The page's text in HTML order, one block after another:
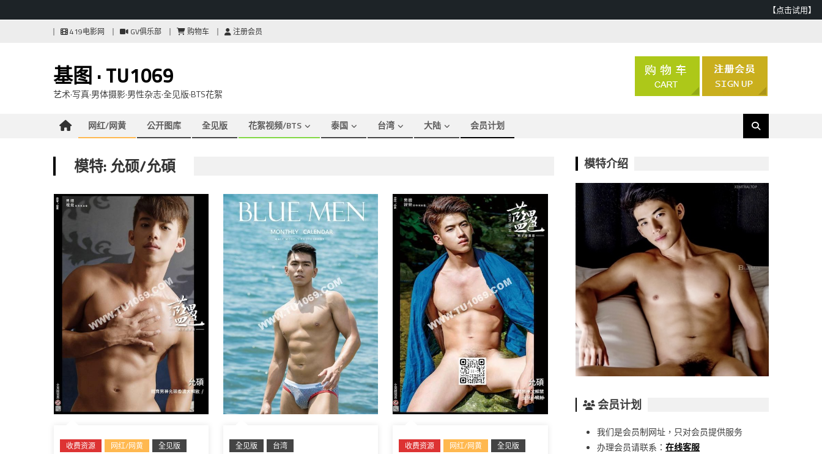
【点击试用】
419电影网 GV俱乐部 购物车 注册会员
基图 · TU1069
艺术·写真·男体摄影·男性杂志·全见版·BTS花絮
网红/网黄 公开图库 全见版 花絮视频/BTS 泰国 台湾 大陆 会员计划
模特: 允硕/允碩
收费资源 网红/网黄
全见版
全见版 台湾 收费资源 网红/网黄
全见版
模特介绍
会员计划
我们是会员制网址，只对会员提供服务
办理会员请联系：在线客服